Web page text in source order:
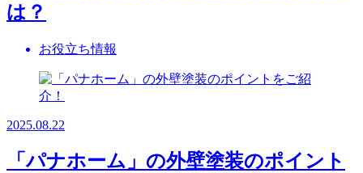
は？
お役立ち情報
2025.08.22
「パナホーム」の外壁塗装のポイント